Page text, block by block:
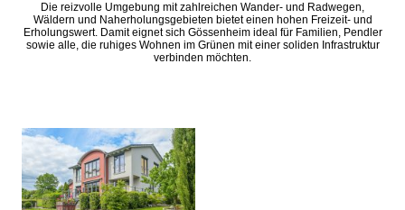
Die reizvolle Umgebung mit zahlreichen Wander- und Radwegen,
Wäldern und Naherholungsgebieten bietet einen hohen Freizeit- und
Erholungswert. Damit eignet sich Gössenheim ideal für Familien, Pendler
sowie alle, die ruhiges Wohnen im Grünen mit einer soliden Infrastruktur
verbinden möchten.